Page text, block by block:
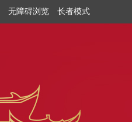
无障碍浏览 长者模式